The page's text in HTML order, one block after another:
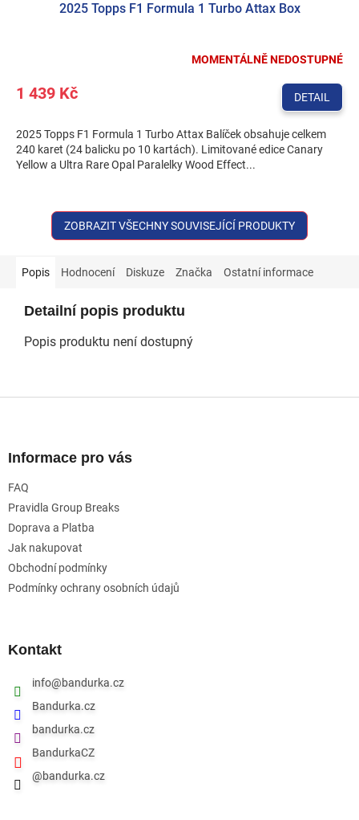
2025 Topps F1 Formula 1 Turbo Attax Box
produktu
z
5
hvězdiček.
MOMENTÁLNĚ NEDOSTUPNÉ
1 439 Kč DETAIL
2025 Topps F1 Formula 1 Turbo Attax Balíček obsahuje celkem
240 karet (24 balicku po 10 kartách). Limitované edice Canary
Yellow a Ultra Rare Opal Paralelky Wood Effect...
ZOBRAZIT VŠECHNY SOUVISEJÍCÍ PRODUKTY
Popis Hodnocení Diskuze Značka Ostatní informace
Detailní popis produktu
Popis produktu není dostupný
Informace pro vás
FAQ
Pravidla Group Breaks
Doprava a Platba
Jak nakupovat
Obchodní podmínky
Podmínky ochrany osobních údajů
Kontakt
info@bandurka.cz
Bandurka.cz
bandurka.cz
BandurkaCZ
@bandurka.cz